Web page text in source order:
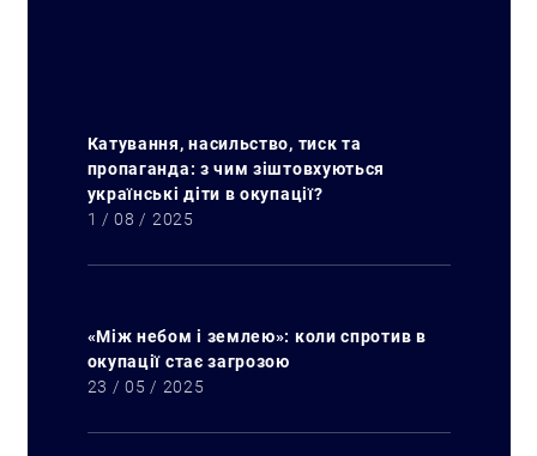
Катування, насильство, тиск та
пропаганда: з чим зіштовхуються
українські діти в окупації?
1 / 08 / 2025
«Між небом і землею»: коли спротив в
окупації стає загрозою
23 / 05 / 2025